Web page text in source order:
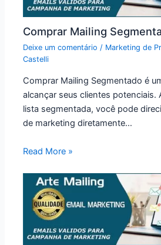
Comprar Mailing
Deixe um comentário / Marketing de
Castelli
Comprar Mailing Segmentado é
alcançar seus clientes potenciais.
lista segmentada, você pode
de marketing diretamente…
Read More »